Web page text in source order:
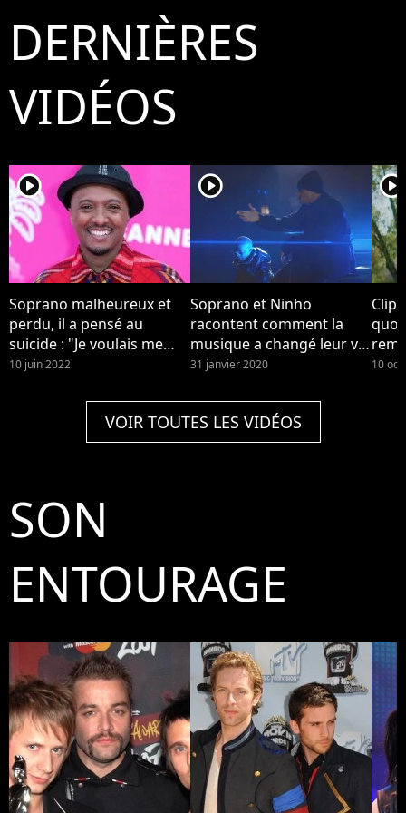
DERNIÈRES
VIDÉOS
player2
Soprano malheureux et
perdu, il a pensé au
suicide : "Je voulais me
casser de ce monde
10 juin 2022
player2
Soprano et Ninho
racontent comment la
musique a changé leur vie
dans le clip "Musica"
31 janvier 2020
player2
Clip
son
10
VOIR TOUTES LES VIDÉOS
SON
ENTOURAGE